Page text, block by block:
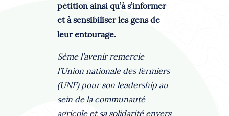
pétition ainsi qu’à s’informer
et à sensibiliser les gens de
leur entourage.
Sème l’avenir remercie
l’Union nationale des fermiers
(UNF) pour son leadership au
sein de la communauté
agricole et sa solidarité envers